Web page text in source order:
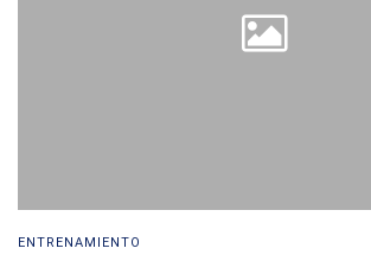
ENTRENAMIENTO